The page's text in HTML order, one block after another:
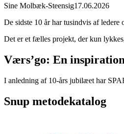
Sine Molbæk-Steensig17.06.2026
De sidste 10 år har tusindvis af
Det er et fælles projekt, der kun
Værs’go: En
I anledning af 10-års jubilæet har
Snup metodekatalog